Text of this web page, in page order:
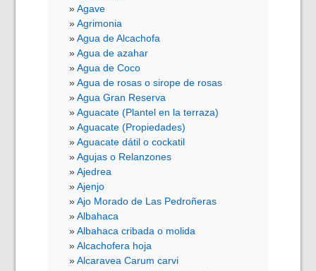
Agave
Agrimonia
Agua de Alcachofa
Agua de azahar
Agua de Coco
Agua de rosas o sirope de rosas
Agua Gran Reserva
Aguacate (Plantel en la terraza)
Aguacate (Propiedades)
Aguacate dátil o cockatil
Agujas o Relanzones
Ajedrea
Ajenjo
Ajo Morado de Las Pedroñeras
Albahaca
Albahaca cribada o molida
Alcachofera hoja
Alcaravea Carum carvi